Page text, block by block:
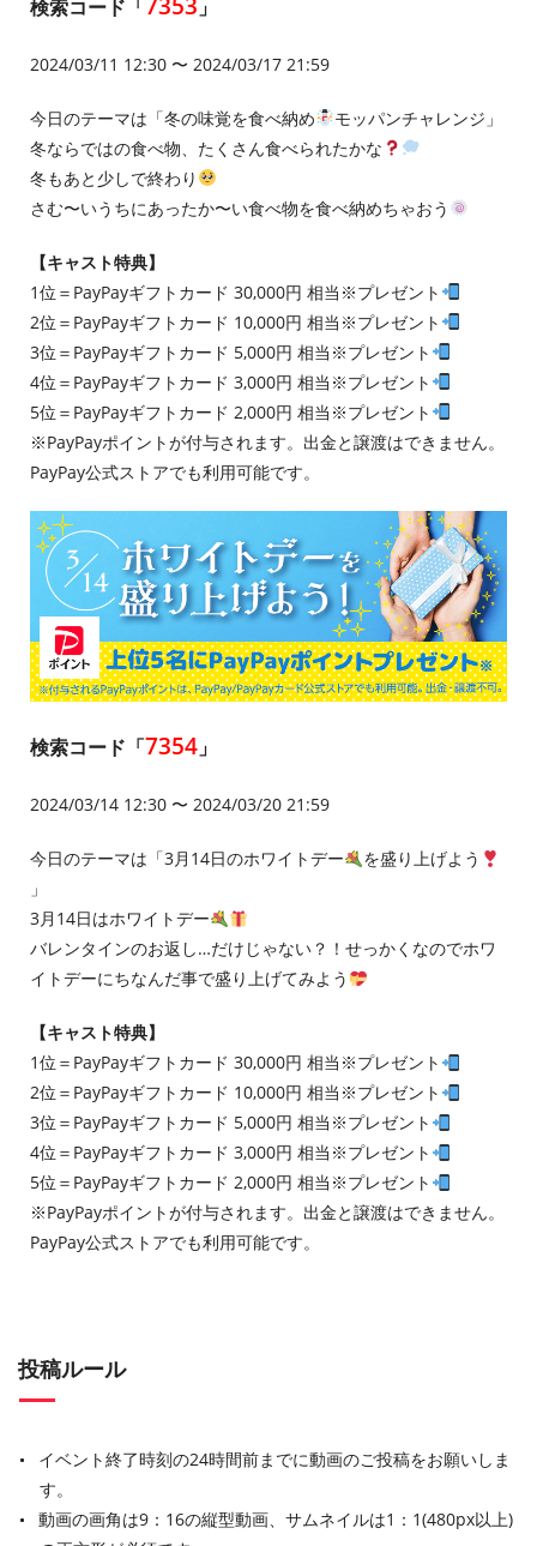
検索コード「 」
2024/03/11 12:30 〜 2024/03/17 21:59
今日のテーマは「冬の味覚を食べ納め
モッパンチャレンジ」
冬ならではの食べ物、たくさん食べられたかな
冬もあと少しで終わり
さむ〜いうちにあったか〜い食べ物を食べ納めちゃおう
【キャスト特典】
1位＝PayPayギフトカード 30,000円 相当※プレゼント
2位＝PayPayギフトカード 10,000円 相当※プレゼント
3位＝PayPayギフトカード 5,000円 相当※プレゼント
4位＝PayPayギフトカード 3,000円 相当※プレゼント
5位＝PayPayギフトカード 2,000円 相当※プレゼント
※PayPayポイントが付与されます。出金と譲渡はできません。
PayPay公式ストアでも利用可能です。
検索コード「7354 」
2024/03/14 12:30 〜 2024/03/20 21:59
今日のテーマは「3月14日のホワイトデー
を盛り上げよう
」
3月14日はホワイトデー
バレンタインのお返し…だけじゃない？！せっかくなのでホワ
イトデーにちなんだ事で盛り上げてみよう
【キャスト特典】
1位＝PayPayギフトカード 30,000円 相当※プレゼント
2位＝PayPayギフトカード 10,000円 相当※プレゼント
3位＝PayPayギフトカード 5,000円 相当※プレゼント
4位＝PayPayギフトカード 3,000円 相当※プレゼント
5位＝PayPayギフトカード 2,000円 相当※プレゼント
※PayPayポイントが付与されます。出金と譲渡はできません。
PayPay公式ストアでも利用可能です。
投稿ルール
イベント終了時刻の24時間前までに動画のご投稿をお願いしま
す。
動画の画角は9：16の縦型動画、サムネイルは1：1(480px以上)